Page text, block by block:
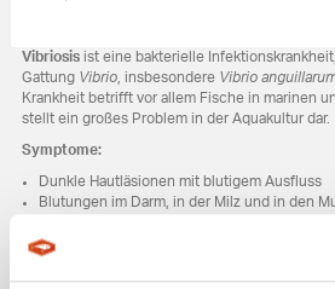
Vibriosisist eine bakterielle
Gattung Vibrio, insbesondere Vibrio
Krankheit betrifft vor allem Fische in marinen
stellt ein großes Problem in der Aquakultur dar.
Symptome:
Dunkle Hautläsionen mit blutigem Ausfluss
Blutungen im Darm, in der Milz und in den
Lethargie und Appetitlosigkeit